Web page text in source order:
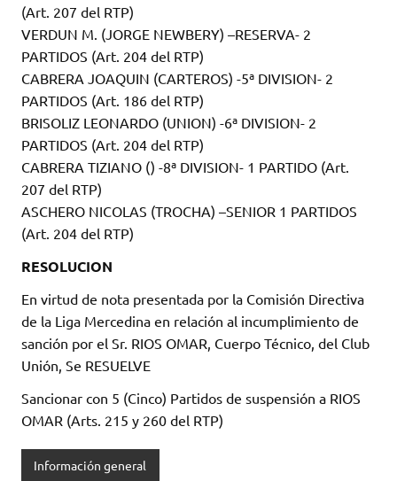
(Art. 207 del RTP)
VERDUN M. (JORGE NEWBERY) –RESERVA- 2
PARTIDOS (Art. 204 del RTP)
CABRERA JOAQUIN (CARTEROS) -5ª DIVISION- 2
PARTIDOS (Art. 186 del RTP)
BRISOLIZ LEONARDO (UNION) -6ª DIVISION- 2
PARTIDOS (Art. 204 del RTP)
CABRERA TIZIANO () -8ª DIVISION- 1 PARTIDO (Art.
207 del RTP)
ASCHERO NICOLAS (TROCHA) –SENIOR 1 PARTIDOS
(Art. 204 del RTP)
RESOLUCION
En virtud de nota presentada por la Comisión Directiva
de la Liga Mercedina en relación al incumplimiento de
sanción por el Sr. RIOS OMAR, Cuerpo Técnico, del Club
Unión, Se RESUELVE
Sancionar con 5 (Cinco) Partidos de suspensión a RIOS
OMAR (Arts. 215 y 260 del RTP)
Información general